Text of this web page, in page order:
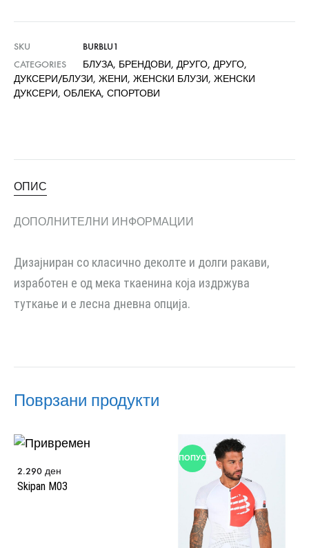
SKU
BURBLU1
CATEGORIES
БЛУЗА, БРЕНДОВИ, ДРУГО, ДРУГО,
ДУКСЕРИ/БЛУЗИ, ЖЕНИ, ЖЕНСКИ БЛУЗИ, ЖЕНСКИ
ДУКСЕРИ, ОБЛЕКА, СПОРТОВИ
ОПИС
ДОПОЛНИТЕЛНИ ИНФОРМАЦИИ
Дизајниран со класично деколте и долги ракави,
изработен е од мека ткаенина која издржува
туткање и е лесна дневна опција.
Поврзани продукти
Skipan M03
2.290 ден
ПОПУСТ